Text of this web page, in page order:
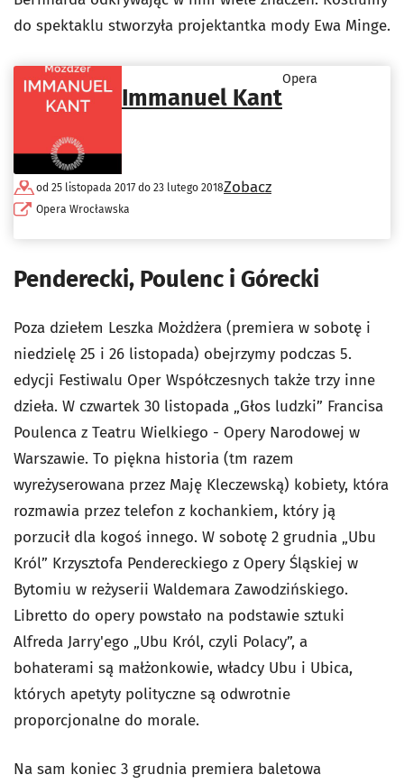
do spektaklu stworzyła projektantka mody Ewa Minge.
Immanuel Kant
Opera
od 25 listopada 2017 do 23 lutego 2018
Opera Wrocławska
Zobacz
Penderecki, Poulenc i Górecki
Poza dziełem Leszka Możdżera (premiera w sobotę i
niedzielę 25 i 26 listopada) obejrzymy podczas 5.
edycji Festiwalu Oper Współczesnych także trzy inne
dzieła. W czwartek 30 listopada „Głos ludzki” Francisa
Poulenca z Teatru Wielkiego - Opery Narodowej w
Warszawie. To piękna historia (tm razem
wyreżyserowana przez Maję Kleczewską) kobiety, która
rozmawia przez telefon z kochankiem, który ją
porzucił dla kogoś innego. W sobotę 2 grudnia „Ubu
Król” Krzysztofa Pendereckiego z Opery Śląskiej w
Bytomiu w reżyserii Waldemara Zawodzińskiego.
Libretto do opery powstało na podstawie sztuki
Alfreda Jarry'ego „Ubu Król, czyli Polacy”, a
bohaterami są małżonkowie, władcy Ubu i Ubica,
których apetyty polityczne są odwrotnie
proporcjonalne do morale.
Na sam koniec 3 grudnia premiera baletowa